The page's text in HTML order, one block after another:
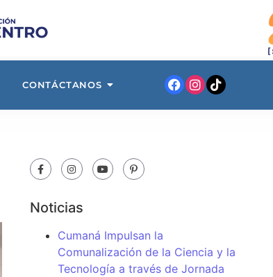
CONTÁCTANOS
Noticias
Cumaná Impulsan la
Comunalización de la Ciencia y la
Tecnología a través de Jornada